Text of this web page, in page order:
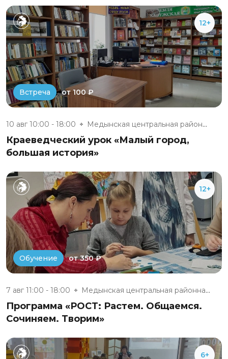
12+
Встреча от 100 ₽
10 авг 10:00 - 18:00 Медынская центральная районная...
Краеведческий урок «Малый город,
большая история»
12+
Обучение от 350 ₽
7 авг 11:00 - 18:00 Медынская центральная районная...
Программа «РОСТ: Растем. Общаемся.
Сочиняем. Творим»
6+